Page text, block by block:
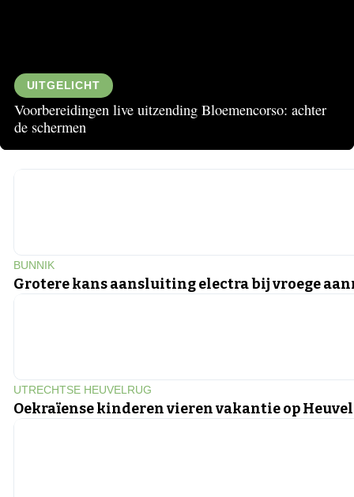
▶
UITGELICHT
Voorbereidingen live uitzending Bloemencorso: achter
de schermen
BUNNIK
Grotere kans aansluiting electra bij vroege
UTRECHTSE HEUVELRUG
Oekraïense kinderen vieren vakantie op